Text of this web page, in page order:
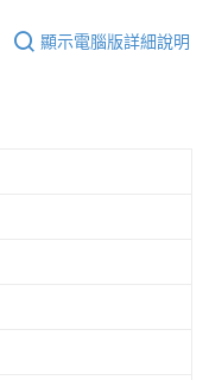
顯示電腦版詳細說明